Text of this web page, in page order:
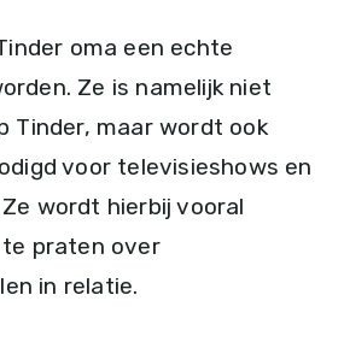
oma een echte
Ze is namelijk niet
Tinder, maar wordt ook
voor televisieshows en
wordt hierbij vooral
praten over
in relatie.